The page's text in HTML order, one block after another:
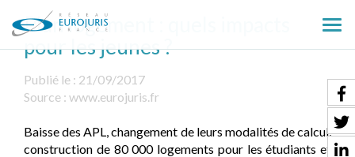
le
Plan logement : quels impacts
pour les jeunes ?
Publié le : 21/09/2017
Source : www.eurojuris.fr
Baisse des APL, changement de leurs modalités de calcul,
construction de 80 000 logements pour les étudiants et